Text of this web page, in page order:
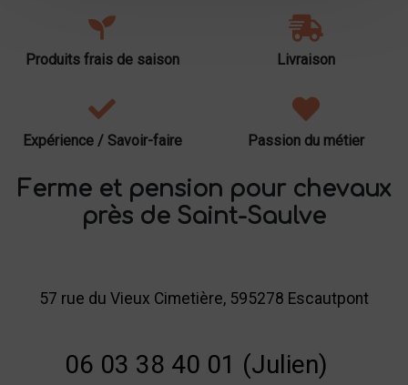
Produits frais de saison Livraison
Expérience / Savoir-faire Passion du métier
Ferme et pension pour chevaux
près de Saint-Saulve
57 rue du Vieux Cimetière, 595278 Escautpont
06 03 38 40 01 (Julien)